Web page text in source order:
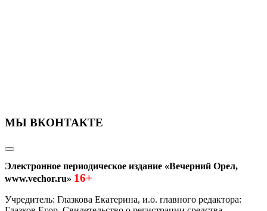
МЫ ВКОНТАКТЕ
Электронное периодическое издание «Вечерний Орел,
www.vechor.ru» 16+
Учредитель: Глазкова Екатерина, и.о. главного редактора: